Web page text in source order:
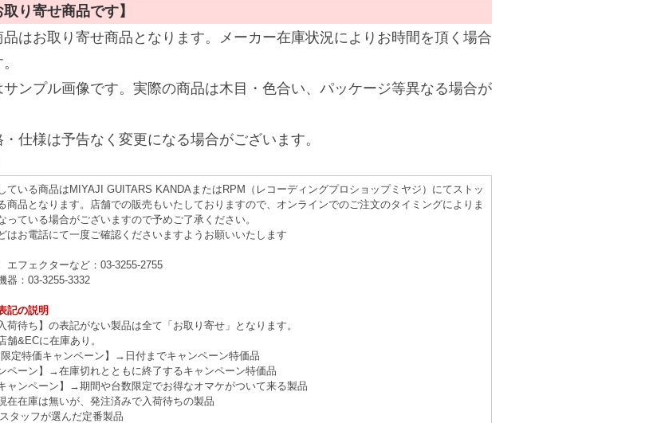
取り寄せ商品です】
はお取り寄せ商品となります。メーカー在庫状況によりお時間を頂く場合
ンプル画像です。実際の商品は木目・色合い、パッケージ等異なる場合が
仕様は予告なく変更になる場合がございます。
ている商品はMIYAJI GUITARS KANDAまたはRPM（レコーディングプロショップミヤジ）にてストッ
商品となります。店舗での販売もいたしておりますので、オンラインでのご注文のタイミングによりま
っている場合がございますので予めご了承ください。
はお電話にて一度ご確認くださいますようお願いいたします
エフェクターなど：03-3255-2755
器：03-3255-3332
記の説明
荷待ち】の表記がない製品は全て「お取り寄せ」となります。
舗&ECに在庫あり。
限定特価キャンペーン】→日付までキャンペーン特価品
ペーン】→在庫切れとともに終了するキャンペーン特価品
ャンペーン】→期間や台数限定でお得なオマケがついて来る製品
在在庫は無いが、発注済みで入荷待ちの製品
タッフが選んだ定番製品